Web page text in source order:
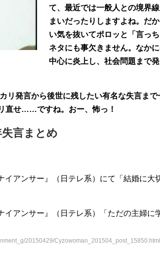
て、最近では一般人との境界
まいだったりしますよね。だ
い気を抜いてポロッと「言っ
ネタにも事欠きません。なか
中心に炎上し、社会問題まで
リ発言から後世に残したい有名な失言まで
直せ……ですね。おー、怖っ！
言まとめ
イアンサー』（日テレ系）にて「結婚に大
イアンサー』（日テレ系）「ただの主婦に
20150429/Cyzowoman_201504_post_15850.html